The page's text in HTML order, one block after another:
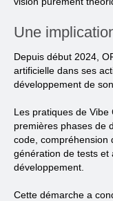
Une
Depuis début 2024,
artificielle dans ses
développement de
Les pratiques de
premières phases de
code, compréhension
génération de tests et
développement.
Cette démarche a